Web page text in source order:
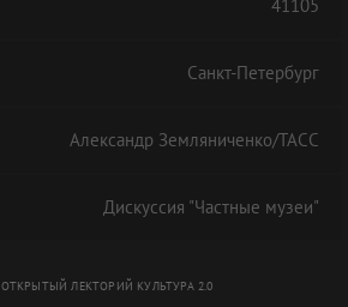
41105
Санкт-Петербург
Александр Земляниченко/ТАСС
Дискуссия "Частные музеи"
ОТКРЫТЫЙ ЛЕКТОРИЙ КУЛЬТУРА 2.0